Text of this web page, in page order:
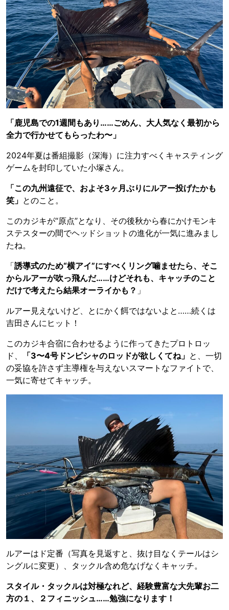
「鹿児島での1週間もあり……ごめん、大人気なく最初から
全力で行かせてもらったわ〜」
2024年夏は番組撮影（深海）に注力すべくキャスティング
ゲームを封印していた小塚さん。
「この九州遠征で、およそ3ヶ月ぶりにルアー投げたかも
笑」 とのこと。
このカジキが“原点”となり、その後秋から春にかけモンキ
ステスターの間でヘッドショットの進化が一気に進みまし
たね。
「誘導式のため“横アイ”にすべくリング噛ませたら、そこ
からルアーが吹っ飛んだ……けどそれも、キャッチのこと
だけで考えたら結果オーライかも？ 」
ルアー見えないけど、とにかく餌ではないよと……続くは
吉田さんにヒット！
このカジキ合宿に合わせるように作ってきたプロトロッ
ド、
「3〜4号ドンピシャのロッドが欲しくてね」 と、一切
の妥協を許さず主導権を与えないスマートなファイトで、
一気に寄せてキャッチ。
ルアーはド定番（写真を見返すと、抜け目なくテールはシ
ングルに変更）、タックル含め危なげなくキャッチ。
スタイル・タックルは対極なれど、経験豊富な大先輩お二
方の１、２フィニッシュ……勉強になります！